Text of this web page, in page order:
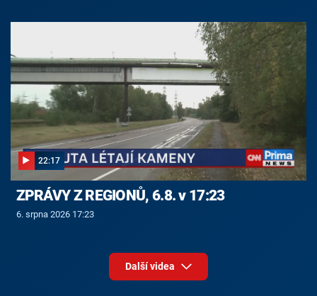
22:17
ZPRÁVY Z REGIONŮ, 6.8. v 17:23
6. srpna 2026 17:23
Další videa